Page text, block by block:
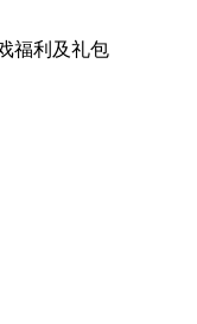
福利 及礼包